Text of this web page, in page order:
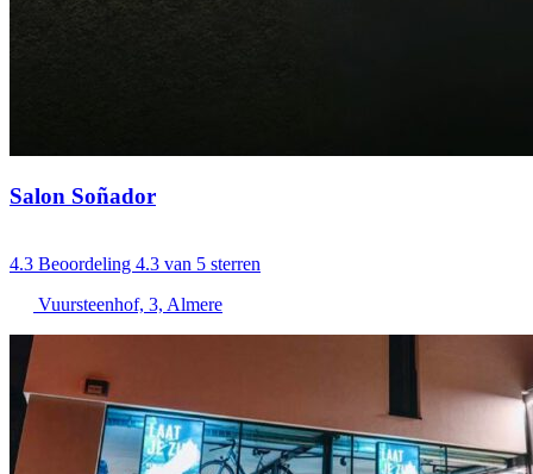
Salon Soñador
4.3 Beoordeling 4.3 van 5 sterren
Vuursteenhof, 3, Almere